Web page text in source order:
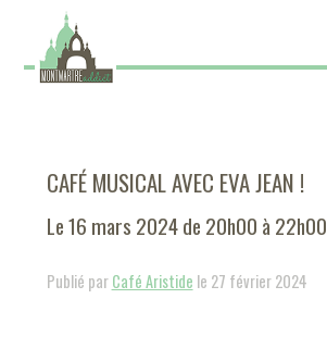
CAFÉ MUSICAL AVEC EVA JEAN !
Le 16 mars 2024 de 20h00 à 22h00
Publié parCafé Aristide le 27 février 2024